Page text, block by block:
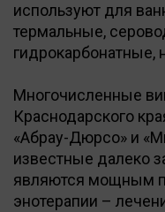
используют для
термальные,
Многочисленные
Краснодарского
«Абрау-Дюрсо» и
известные далеко
являются мощным
энотерапии –